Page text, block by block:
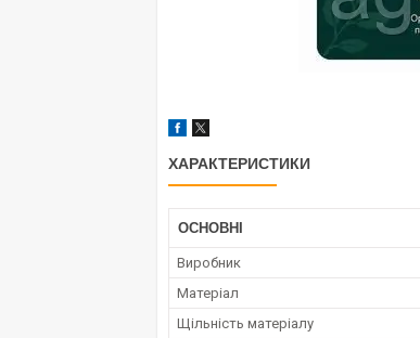
ХАРАКТЕРИСТИКИ
ОСНОВНІ
Виробник
Матеріал
Щільність матеріалу